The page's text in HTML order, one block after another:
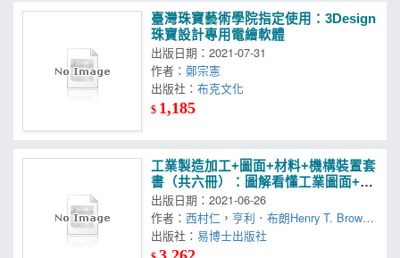
臺灣珠寶藝術學院指定使用：3Design
珠寶設計專用電繪軟體
出版日期：2021-07-31
作者：鄭宗憲
出版社：
$ 1,185
工業製造加工+圖面+材料+機構裝置套
書（共六冊）：圖解看懂工業圖面+圖
解加工材料+圖解機械加工+圖解工業
製圖+圖解507種機械傳動+圖解精密切
削加工
出版日期：2021-06-26
作者：西村仁 ，亨利．布朗Henry T. Brown
，大坪正人
出版社：